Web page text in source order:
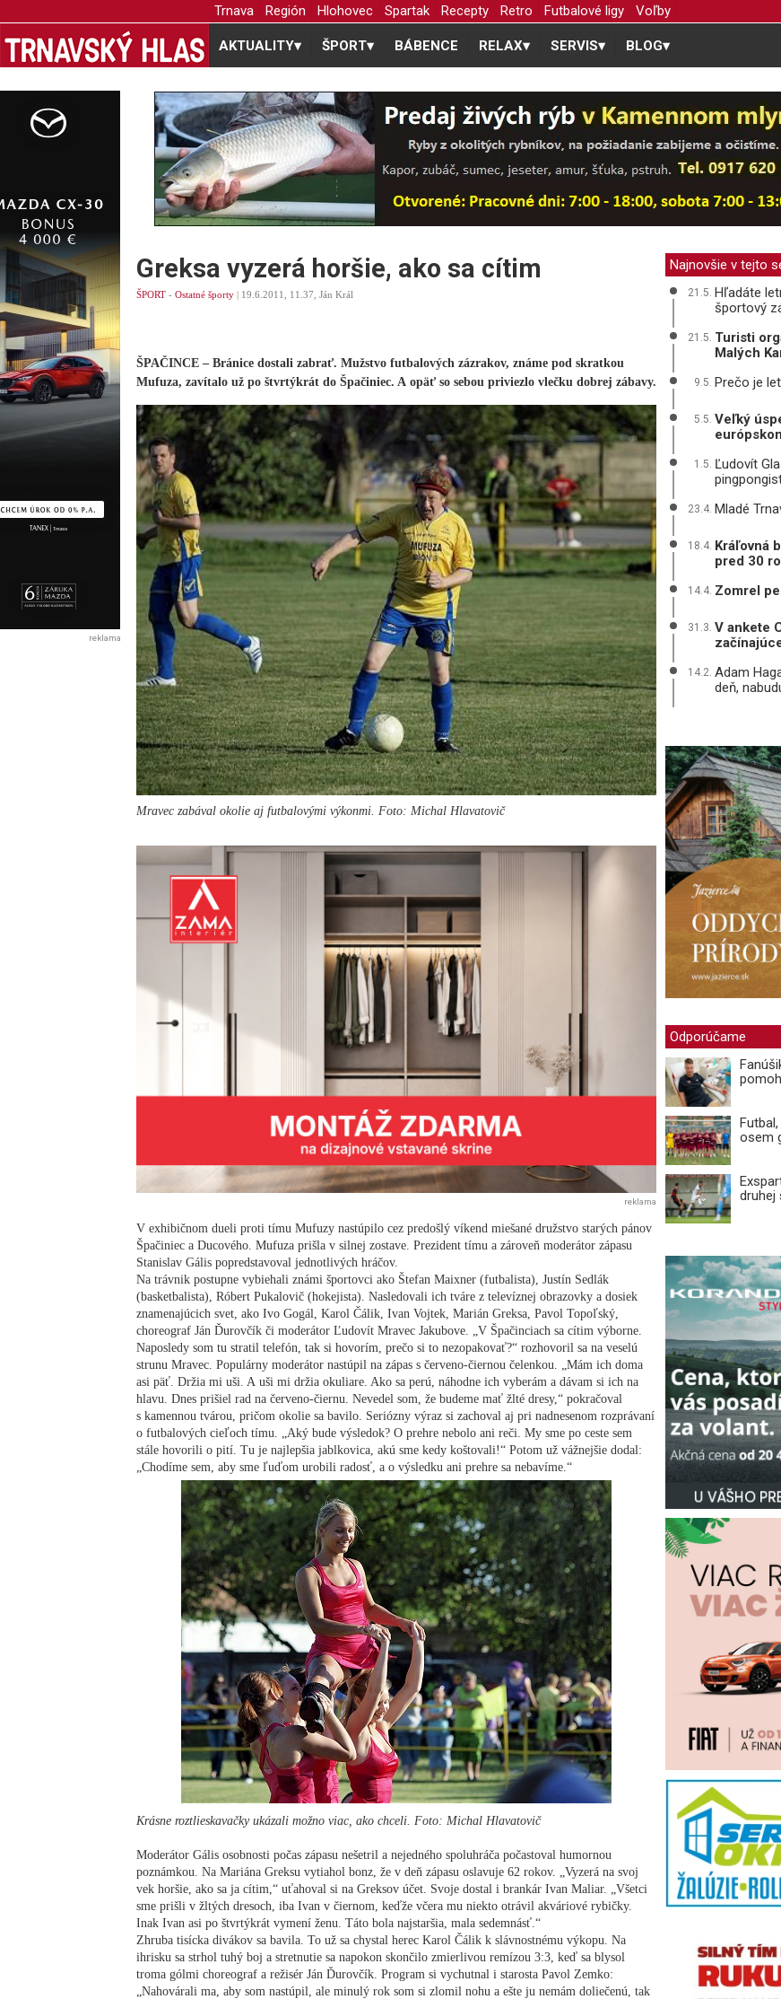
Trnava Región Hlohovec Spartak Recepty Retro Futbalové ligy Voľby
AKTUALITY▾ ŠPORT▾ BÁBENCE RELAX▾ SERVIS▾ BLOG▾
Greksa vyzerá horšie, ako sa cítim
ŠPORT - Ostatné športy | 19.6.2011, 11.37, Ján Král
ŠPAČINCE – Bránice dostali zabrať. Mužstvo futbalových zázrakov, známe pod skratkou
Mufuza, zavítalo už po štvrtýkrát do Špačiniec. A opäť so sebou priviezlo vlečku dobrej zábavy.
Mravec zabával okolie aj futbalovými výkonmi. Foto: Michal Hlavatovič
reklama
V exhibičnom dueli proti tímu Mufuzy nastúpilo cez predošlý víkend miešané družstvo starých pánov
Špačiniec a Ducového. Mufuza prišla v silnej zostave. Prezident tímu a zároveň moderátor zápasu
Stanislav Gális popredstavoval jednotlivých hráčov.
Na trávnik postupne vybiehali známi športovci ako Štefan Maixner (futbalista), Justín Sedlák
(basketbalista), Róbert Pukalovič (hokejista). Nasledovali ich tváre z televíznej obrazovky a dosiek
znamenajúcich svet, ako Ivo Gogál, Karol Čálik, Ivan Vojtek, Marián Greksa, Pavol Topoľský,
choreograf Ján Ďurovčík či moderátor Ľudovít Mravec Jakubove. „V Špačinciach sa cítim výborne.
Naposledy som tu stratil telefón, tak si hovorím, prečo si to nezopakovať?“ rozhovoril sa na veselú
strunu Mravec. Populárny moderátor nastúpil na zápas s červeno-čiernou čelenkou. „Mám ich doma
asi päť. Držia mi uši. A uši mi držia okuliare. Ako sa perú, náhodne ich vyberám a dávam si ich na
hlavu. Dnes prišiel rad na červeno-čiernu. Nevedel som, že budeme mať žlté dresy,“ pokračoval
s kamennou tvárou, pričom okolie sa bavilo. Seriózny výraz si zachoval aj pri nadnesenom rozprávaní
o futbalových cieľoch tímu. „Aký bude výsledok? O prehre nebolo ani reči. My sme po ceste sem
stále hovorili o pití. Tu je najlepšia jablkovica, akú sme kedy koštovali!“ Potom už vážnejšie dodal:
„Chodíme sem, aby sme ľuďom urobili radosť, a o výsledku ani prehre sa nebavíme.“
Krásne roztlieskavačky ukázali možno viac, ako chceli. Foto: Michal Hlavatovič
Moderátor Gális osobnosti počas zápasu nešetril a nejedného spoluhráča počastoval humornou
poznámkou. Na Mariána Greksu vytiahol bonz, že v deň zápasu oslavuje 62 rokov. „Vyzerá na svoj
vek horšie, ako sa ja cítim,“ uťahoval si na Greksov účet. Svoje dostal i brankár Ivan Maliar. „Všetci
sme prišli v žltých dresoch, iba Ivan v čiernom, keďže včera mu niekto otrávil akváriové rybičky.
Inak Ivan asi po štvrtýkrát vymení ženu. Táto bola najstaršia, mala sedemnásť.“
Zhruba tisícka divákov sa bavila. To už sa chystal herec Karol Čálik k slávnostnému výkopu. Na
ihrisku sa strhol tuhý boj a stretnutie sa napokon skončilo zmierlivou remízou 3:3, keď sa blysol
troma gólmi choreograf a režisér Ján Ďurovčík. Program si vychutnal i starosta Pavol Zemko:
„Nahovárali ma, aby som nastúpil, ale minulý rok som si zlomil nohu a ešte ju nemám doliečenú, tak
Najnovšie v tejto
21.5. Hľadáte
športový
21.5. Turisti
Malých
9.5. Prečo je
5.5. Veľký
1.5. Ľudovít
23.4. Mladé
18.4. Kráľovná
pred 30
14.4. Zomrel
31.3. V ankete
14.2. Adam
deň,
Odporúčame
osem
druhej
reklama